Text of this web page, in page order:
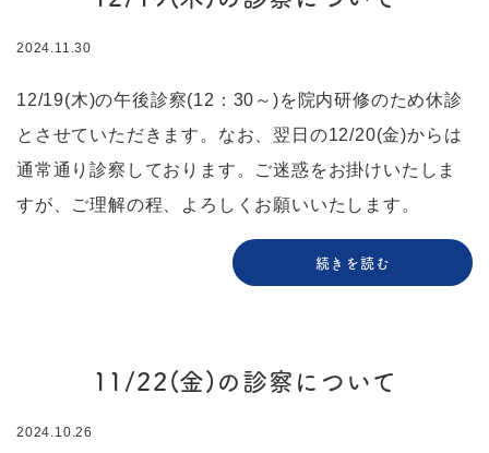
2024.11.30
12/19(木)の午後診察(12：30～)を院内研修のため休診
とさせていただきます。なお、翌日の12/20(金)からは
通常通り診察しております。ご迷惑をお掛けいたしま
すが、ご理解の程、よろしくお願いいたします。
続きを読む
11/22(金)の診察について
2024.10.26